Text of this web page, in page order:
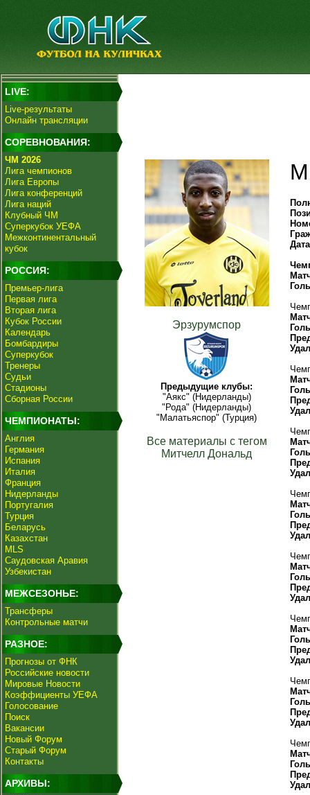
LIVE:
Live-результаты
Онлайн трансляции
СОРЕВНОВАНИЯ:
ЧМ 2026
Лига чемпионов
Лига Европы
Лига конференций
Лига наций
Клубный ЧМ
Суперкубок УЕФА
Межконтинентальный
кубок
РОССИЯ:
Премьер-лига
Первая лига
Вторая лига
Кубок России
Календарь
Бомбардиры
Суперкубок
Тренеры
Судьи
Стадионы
Сборная России
ЧЕМПИОНАТЫ:
Англия
Германия
Испания
Италия
Франция
Нидерланды
Португалия
Турция
Беларусь
Казахстан
MLS
Саудовская Аравия
Узбекистан
МЕЖСЕЗОНЬЕ:
Трансферы
Контрольные матчи
РАЗНОЕ:
Прогнозы от ФНК
Российские новости
Мировые Новости
Коэффициенты УЕФА
Голосование
Поиск
Вакансии
Новый Форум
Старый Форум
Контакты
АРХИВЫ:
Эрзурумспор
Предыдущие клубы:
"Аякс" (Нидерланды)
"Рода" (Нидерланды)
"Малатьяспор" (Турция)
Все материалы с тегом
Митчелл Дональд